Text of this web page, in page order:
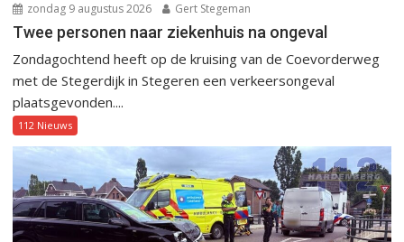
zondag 9 augustus 2026 Gert Stegeman
Twee personen naar ziekenhuis na ongeval
Zondagochtend heeft op de kruising van de Coevorderweg
met de Stegerdijk in Stegeren een verkeersongeval
plaatsgevonden....
112 Nieuws